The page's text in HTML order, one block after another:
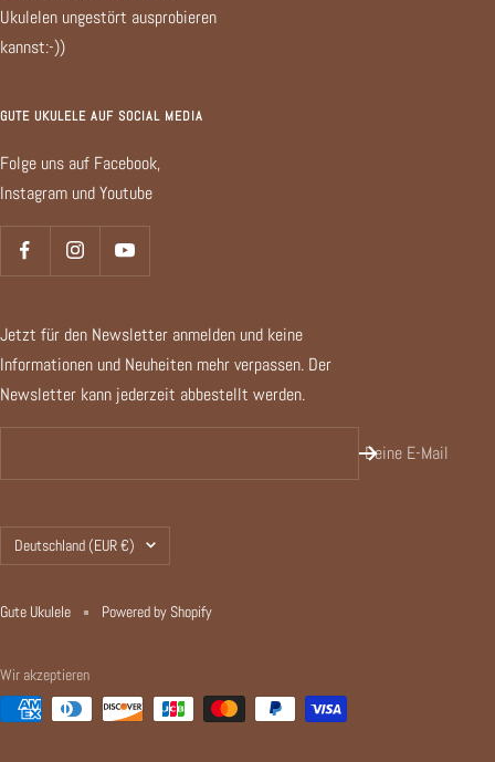
Ukulelen ungestört ausprobieren
kannst:-))
GUTE UKULELE AUF SOCIAL MEDIA
Folge uns auf Facebook,
Instagram und Youtube
Jetzt für den Newsletter anmelden und keine
Informationen und Neuheiten mehr verpassen. Der
Newsletter kann jederzeit abbestellt werden.
Deine E-Mail
Land/Region
Deutschland (EUR €)
Gute Ukulele Powered by Shopify
Wir akzeptieren